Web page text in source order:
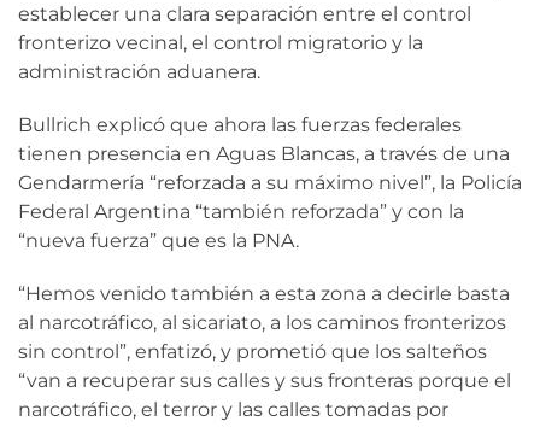
establecer una clara separación entre el control
fronterizo vecinal, el control migratorio y la
administración aduanera.
Bullrich explicó que ahora las fuerzas federales
tienen presencia en Aguas Blancas, a través de una
Gendarmería “reforzada a su máximo nivel”, la Policía
Federal Argentina “también reforzada” y con la
“nueva fuerza” que es la PNA.
“Hemos venido también a esta zona a decirle basta
al narcotráfico, al sicariato, a los caminos fronterizos
sin control”, enfatizó, y prometió que los salteños
“van a recuperar sus calles y sus fronteras porque el
narcotráfico, el terror y las calles tomadas por